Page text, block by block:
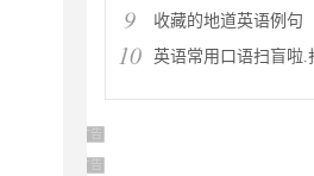
9 收藏的地道英语例句
10 英语常用口语扫盲啦.
广告 商业广告，理性选择
广告 商业广告，理性选择